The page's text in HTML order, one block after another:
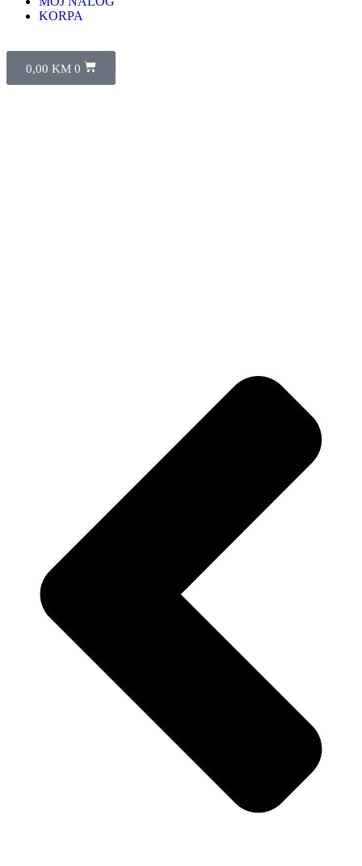
KORPA
0,00 KM 0